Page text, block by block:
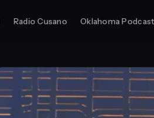
Radio Cusano Oklahoma Podcast